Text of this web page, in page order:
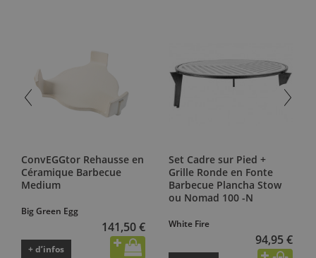
ConvEGGtor Rehausse en
Céramique Barbecue
Medium
Big Green Egg
141,50 €
+ d’infos
Set Cadre sur Pied +
Grille Ronde en Fonte
Barbecue Plancha Stow
ou Nomad 100 -N
White Fire
94,95 €